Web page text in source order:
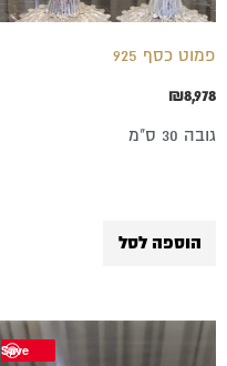
פמוט כסף 925
₪8,978
גובה 30 ס"מ
הוספה לסל
Save